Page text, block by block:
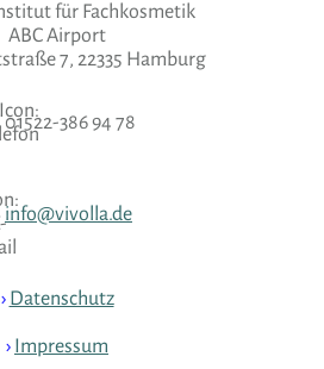
für Fachkosmetik
ABC Airport
7, 22335 Hamburg
01522-386 94 78
info@vivolla.de
›Datenschutz
›Impressum